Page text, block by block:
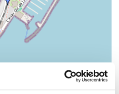
OpenStreetMapcontributors